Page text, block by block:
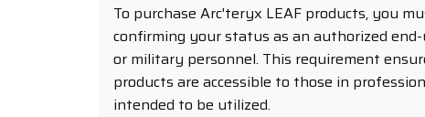
To purchase Arc'teryx LEAF products, you
confirming your status as an authorized
or military personnel. This requirement
products are accessible to those in
intended to be utilized.